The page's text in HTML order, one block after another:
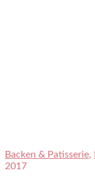
Backen & Patisserie,
2017